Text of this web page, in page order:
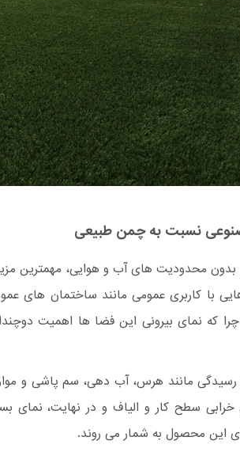
نسبت به چمن طبیعی
بدون محدودیت های آب و هوایی، مهمترین
با کاربری عمومی مانند ساختمان های
که نمای بیرونی این فضا ها اهمیت
رسیدگی مانند هرس، آب دهی، سم پاشی و
سطح کار و الیاف و در نهایت، نمای
این محصول به شمار می روند.